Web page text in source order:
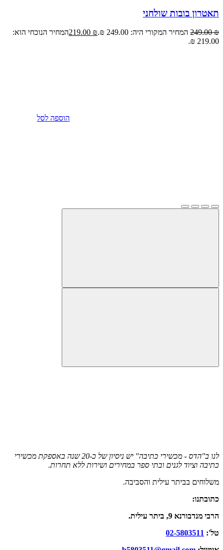
תאטרון בובות שולחני
249.00₪ המחיר המקורי היה: 249.00 ₪. 219.00 ₪
המחיר הנוכחי הוא:
219.00 ₪.
הוספה לסל
לנו ב"הדס - מכשירי כתיבה" יש ניסיון של כ-20 שנה באספקת מכשירי
כתיבה וציוד לגנים ובתי ספר במחירים ושירות ללא תחרות.
משלוחים בביתר עילית והסביבה.
כתובתנו:
הרבי מנדבורנא 9, ביתר עילית.
טל': 02-5803511